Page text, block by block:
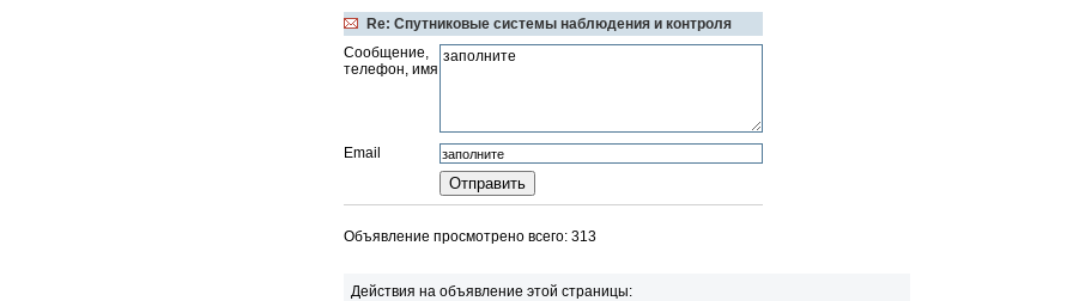
Re: Спутниковые системы наблюдения и контроля
Сообщение,
телефон, имя
Email
Объявление просмотрено всего: 313
Действия на объявление этой страницы: